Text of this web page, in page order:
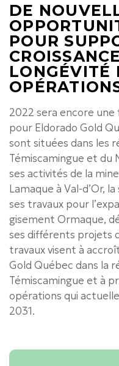
DE
POUR
LONGÉVITÉ
2022 sera encore une
pour Eldorado Gold
sont situées dans les
Témiscamingue et du
ses activités de la
Lamaque à Val-d’Or,
ses travaux pour
gisement Ormaque,
ses différents projets
travaux visent à
Gold Québec dans la
Témiscamingue et à
opérations qui
2031.